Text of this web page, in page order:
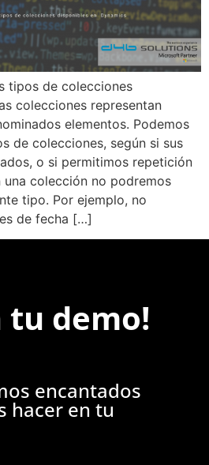
tipos de colecciones
colecciones representan
elementos. Podemos
de colecciones, según si sus
o si permitimos repetición
colección no podremos
tipo. Por ejemplo, no
de fecha […]
tu demo!
encantados
hacer en tu